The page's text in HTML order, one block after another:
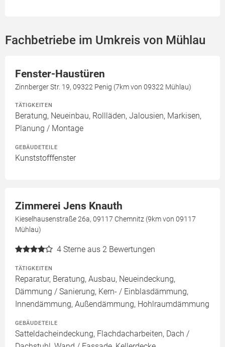
Fachbetriebe im Umkreis von Mühlau
Fenster-Haustüren
Zinnberger Str. 19, 09322 Penig (7km von 09322 Mühlau)
TÄTIGKEITEN
Beratung, Neueinbau, Rollläden, Jalousien, Markisen,
Planung / Montage
GEBÄUDETEILE
Kunststofffenster
Zimmerei Jens Knauth
Kieselhausenstraße 26a, 09117 Chemnitz (9km von 09117
Mühlau)
4 Sterne aus 2 Bewertungen
TÄTIGKEITEN
Reparatur, Beratung, Ausbau, Neueindeckung,
Dämmung / Sanierung, Kern- / Einblasdämmung,
Innendämmung, Außendämmung, Hohlraumdämmung
GEBÄUDETEILE
Satteldacheindeckung, Flachdacharbeiten, Dach /